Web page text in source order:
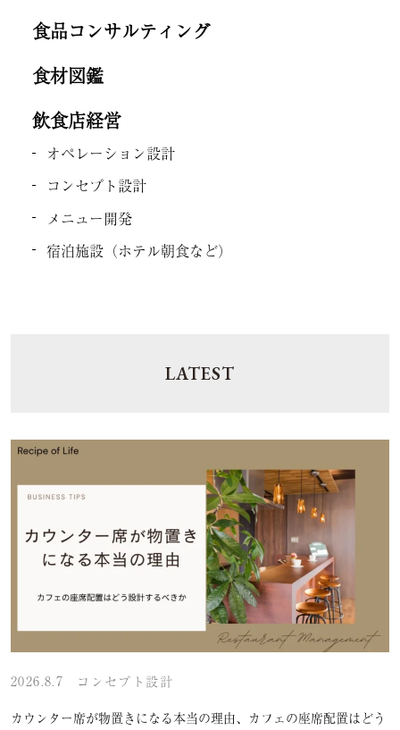
食品コンサルティング
食材図鑑
飲食店経営
オペレーション設計
コンセプト設計
メニュー開発
宿泊施設（ホテル朝食など）
LATEST
2026.8.7 コンセプト設計
カウンター席が物置きになる本当の理由、カフェの座席配置はどう